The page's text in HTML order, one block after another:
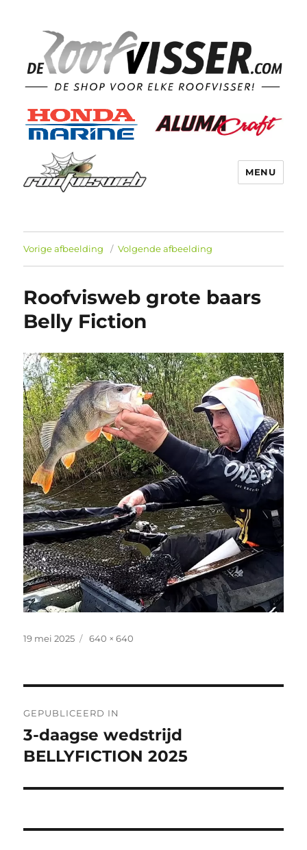
MENU
Vorige afbeelding Volgende afbeelding
Roofvisweb grote baars
Belly Fiction
Geplaatst
19 mei 2025
Volledige
640 × 640
navigatie
GEPUBLICEERD IN
3-daagse wedstrijd
BELLYFICTION 2025